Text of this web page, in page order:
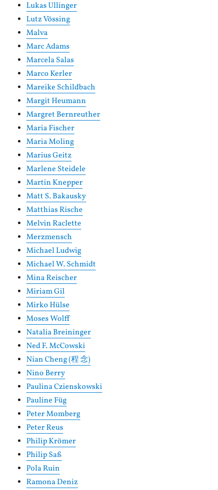
Lukas Ullinger
Lutz Vössing
Malva
Marc Adams
Marcela Salas
Marco Kerler
Mareike Schildbach
Margit Heumann
Margret Bernreuther
Maria Fischer
Maria Moling
Marius Geitz
Marlene Steidele
Martin Knepper
Matt S. Bakausky
Matthias Rische
Melvin Raclette
Merzmensch
Michael Ludwig
Michael W. Schmidt
Mina Reischer
Miriam Gil
Mirko Hülse
Moses Wolff
Natalia Breininger
Ned F. McCowski
Nian Cheng (程 念)
Nino Berry
Paulina Czienskowski
Pauline Füg
Peter Momberg
Peter Reus
Philip Krömer
Philip Saß
Pola Ruin
Ramona Deniz